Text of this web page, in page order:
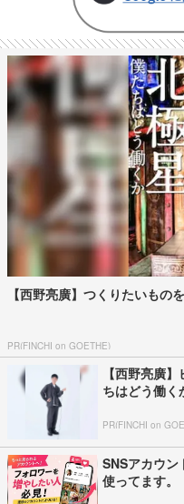
【西野亮廣】つくりたいもの
PR(FINCHI on GOETHE)
【西野亮廣
ちはどう働く
PR(FINCHI on
SNSアカウン
使ってます。